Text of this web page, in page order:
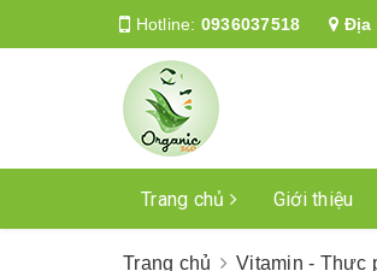
Hotline: 0936037518 Địa
Trang chủ Giới thiệu
Trang chủ Vitamin - Thực